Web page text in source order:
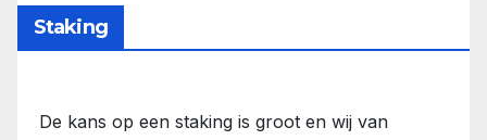
Staking
De kans op een staking is groot en wij van